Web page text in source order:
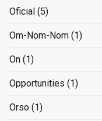
Oficial (5)
Om-Nom-Nom (1)
On (1)
Opportunities (1)
Orso (1)